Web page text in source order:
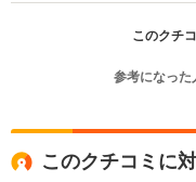
このクチ
参考になった
このクチコミに